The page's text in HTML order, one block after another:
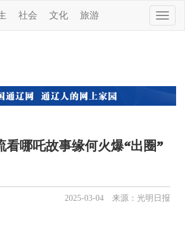
Toggle
社会 文化 旅游
看哪吒故事缘何火爆“出圈”
2025-03-04 来源：光明日报